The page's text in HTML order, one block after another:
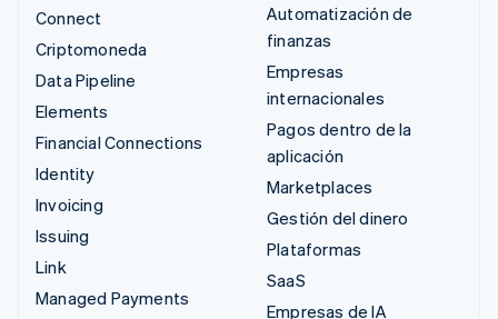
Connect
Criptomoneda
Data Pipeline
Elements
Financial Connections
Identity
Invoicing
Issuing
Link
Managed Payments
Automatización de
finanzas
Empresas
internacionales
Pagos dentro de la
aplicación
Marketplaces
Gestión del dinero
Plataformas
SaaS
Empresas de IA